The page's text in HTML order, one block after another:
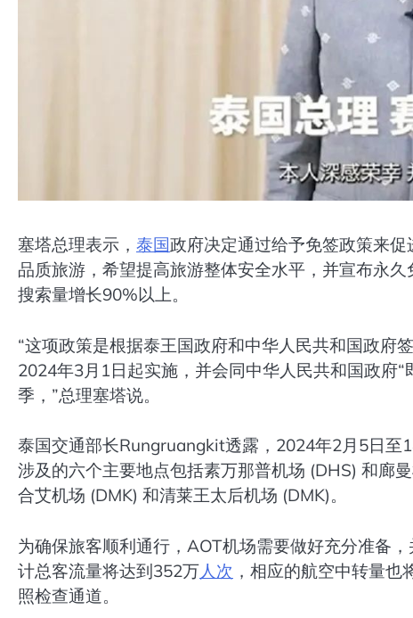
塞塔总理表示， 泰国政府决定通过给予免签政策来
品质旅游，希望提高旅游整体安全水平，并宣布永
搜索量增长90%以上。
“这项政策是根据泰王国政府和中华人民共和国政府
2024年3月1日起实施，并会同中华人民共和国政府
季，”总理塞塔说。
泰国交通部长Rungruangkit透露，2024年2月5日至
涉及的六个主要地点包括素万那普机场 (DHS) 和廊
合艾机场 (DMK) 和清莱王太后机场 (DMK)。
为确保旅客顺利通行，AOT机场需要做好充分准备
计总客流量将达到352万人次 ，相应的航空中转量
照检查通道。